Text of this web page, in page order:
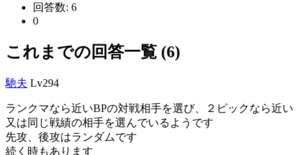
回答数: 6
0
これまでの回答一覧 (6)
馳夫 Lv294
ランクマなら近いBPの対戦相手を選び、２ピックなら近い
又は同じ戦績の相手を選んでいるようです
先攻、後攻はランダムです
続く時もあります